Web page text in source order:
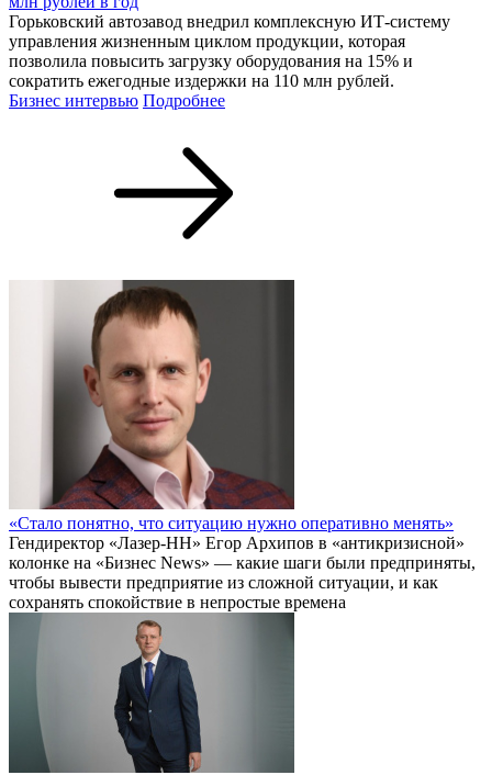
Горьковский автозавод внедрил комплексную ИТ-систему
управления жизненным циклом продукции, которая
позволила повысить загрузку оборудования на 15% и
сократить ежегодные издержки на 110 млн рублей.
Бизнес интервью Подробнее
«Стало понятно, что ситуацию нужно оперативно менять»
Гендиректор «Лазер-НН» Егор Архипов в «антикризисной»
колонке на «Бизнес News» — какие шаги были предприняты,
чтобы вывести предприятие из сложной ситуации, и как
сохранять спокойствие в непростые времена